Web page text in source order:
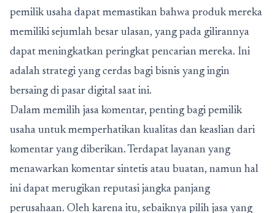
pemilik usaha dapat memastikan bahwa produk mereka
memiliki sejumlah besar ulasan, yang pada gilirannya
dapat meningkatkan peringkat pencarian mereka. Ini
adalah strategi yang cerdas bagi bisnis yang ingin
bersaing di pasar digital saat ini.
Dalam memilih jasa komentar, penting bagi pemilik
usaha untuk memperhatikan kualitas dan keaslian dari
komentar yang diberikan. Terdapat layanan yang
menawarkan komentar sintetis atau buatan, namun hal
ini dapat merugikan reputasi jangka panjang
perusahaan. Oleh karena itu, sebaiknya pilih jasa yang